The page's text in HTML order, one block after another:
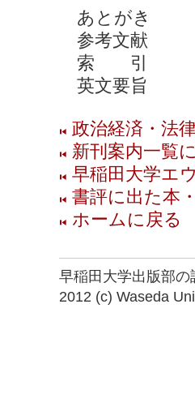
あとがき
参考文献
索 引
英文要旨
政治経済・法
新刊案内一覧
早稲田大学エ
書評に出た本
ホームに戻る
早稲田大学出版部
2012 (c) Waseda